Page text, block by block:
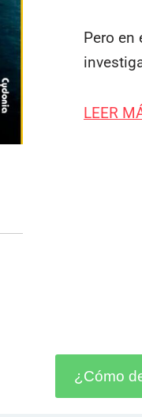
Pero en
LEER
¿Cómo